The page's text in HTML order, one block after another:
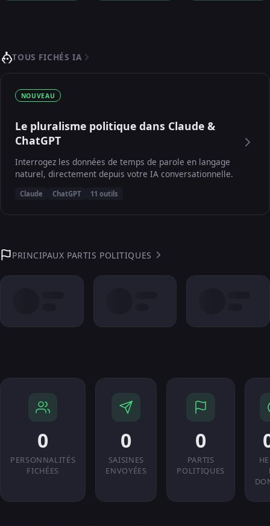
TOUS FICHÉS IA
NOUVEAU
Le pluralisme politique dans Claude &
ChatGPT
Interrogez les données de temps de parole en langage
naturel, directement depuis votre IA conversationnelle.
Claude ChatGPT 11 outils
PRINCIPAUX PARTIS POLITIQUES
0
PERSONNALITÉS
FICHÉES
0
SAISINES
ENVOYÉES
0
PARTIS
POLITIQUES